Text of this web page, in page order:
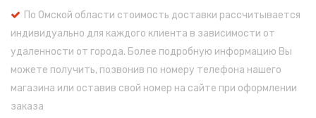
По Омской области стоимость доставки рассчитывается
индивидуально для каждого клиента в зависимости от
удаленности от города. Более подробную информацию Вы
можете получить, позвонив по номеру телефона нашего
магазина или оставив свой номер на сайте при оформлении
заказа